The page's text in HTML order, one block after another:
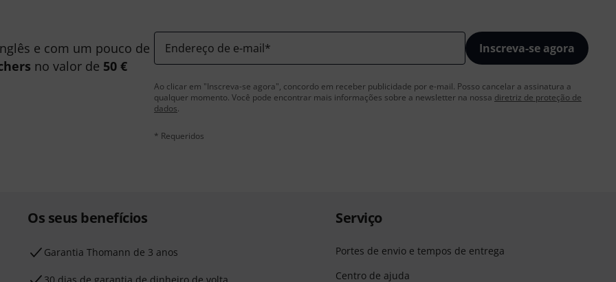
e com um pouco de
no valor de 50 €
Endereço de e-mail* Inscreva-se agora
Ao clicar em "Inscreva-se agora", concordo em receber publicidade por e-mail. Posso cancelar a assinatura a
qualquer momento. Você pode encontrar mais informações sobre a newsletter na nossa diretriz de proteção de
dados.
* Requeridos
Os seus benefícios
Garantia Thomann de 3 anos
Serviço
Portes de envio e tempos de entrega
Centro de ajuda